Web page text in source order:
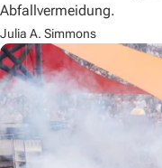
Abfallvermeidung.
Julia A. Simmons